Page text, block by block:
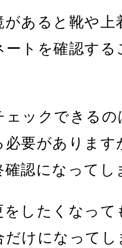
があると靴や上
ートを確認す
ェックできる
必要があります
確認になってし
をしたくなって
だけになって